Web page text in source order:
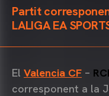
Partit
LALIGA EA
El Valencia CF –
corresponent a la